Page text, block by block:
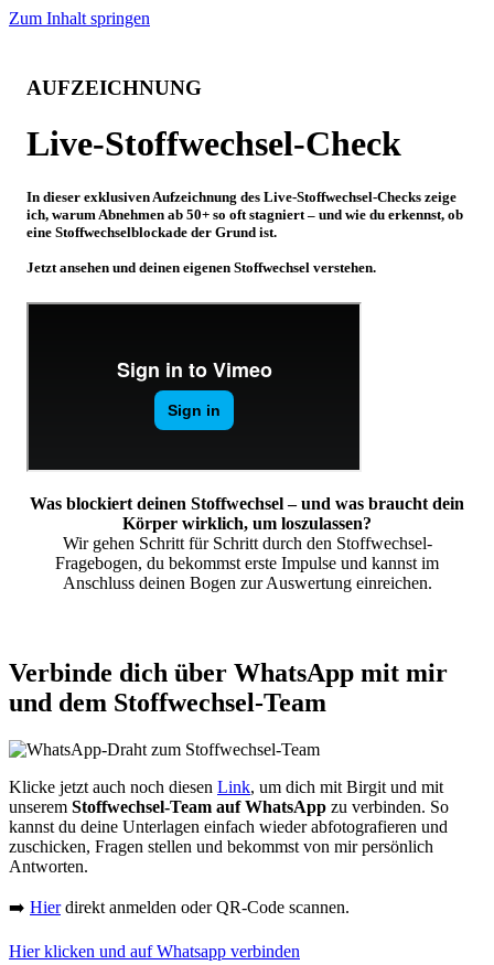
Zum Inhalt springen
AUFZEICHNUNG
Live-Stoffwechsel-Check
In dieser exklusiven Aufzeichnung des Live-Stoffwechsel-Checks zeige
ich, warum Abnehmen ab 50+ so oft stagniert – und wie du erkennst, ob
eine Stoffwechselblockade der Grund ist.
Jetzt ansehen und deinen eigenen Stoffwechsel verstehen.
Was blockiert deinen Stoffwechsel – und was braucht dein
Körper wirklich, um loszulassen?
Wir gehen Schritt für Schritt durch den Stoffwechsel-
Fragebogen, du bekommst erste Impulse und kannst im
Anschluss deinen Bogen zur Auswertung einreichen.
Verbinde dich über WhatsApp mit mir
und dem Stoffwechsel-Team
Klicke jetzt auch noch diesen Link, um dich mit Birgit und mit
unserem Stoffwechsel-Team auf WhatsApp zu verbinden. So
kannst du deine Unterlagen einfach wieder abfotografieren und
zuschicken, Fragen stellen und bekommst von mir persönlich
Antworten.
➡️ Hierdirekt anmelden oder QR-Code scannen.
Hier klicken und auf Whatsapp verbinden